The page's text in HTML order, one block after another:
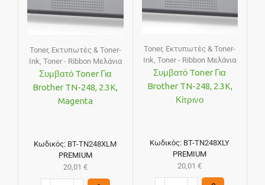
Toner, Εκτυπωτές & Toner-
Ink Toner - Ribbon Μελάνια
Συμβατό Toner Για
Brother TN-248, 2.3K,
Magenta
Κωδικός: BT-TN248XLM
PREMIUM
20,01 €
Toner, Εκτυπωτές & Toner-
Ink,Toner - Ribbon Μελάνια
Συμβατό Toner Για
Brother TN-248, 2.3K,
Κίτρινο
Κωδικός: BT-TN248XLY
PREMIUM
20,01€